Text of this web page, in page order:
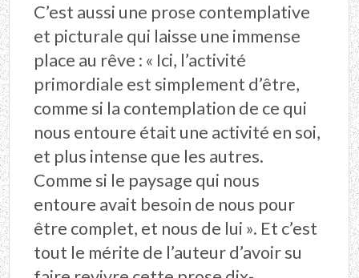
C’est aussi une prose contemplative
et picturale qui laisse une immense
place au rêve : « Ici, l’activité
primordiale est simplement d’être,
comme si la contemplation de ce qui
nous entoure était une activité en soi,
et plus intense que les autres.
Comme si le paysage qui nous
entoure avait besoin de nous pour
être complet, et nous de lui ». Et c’est
tout le mérite de l’auteur d’avoir su